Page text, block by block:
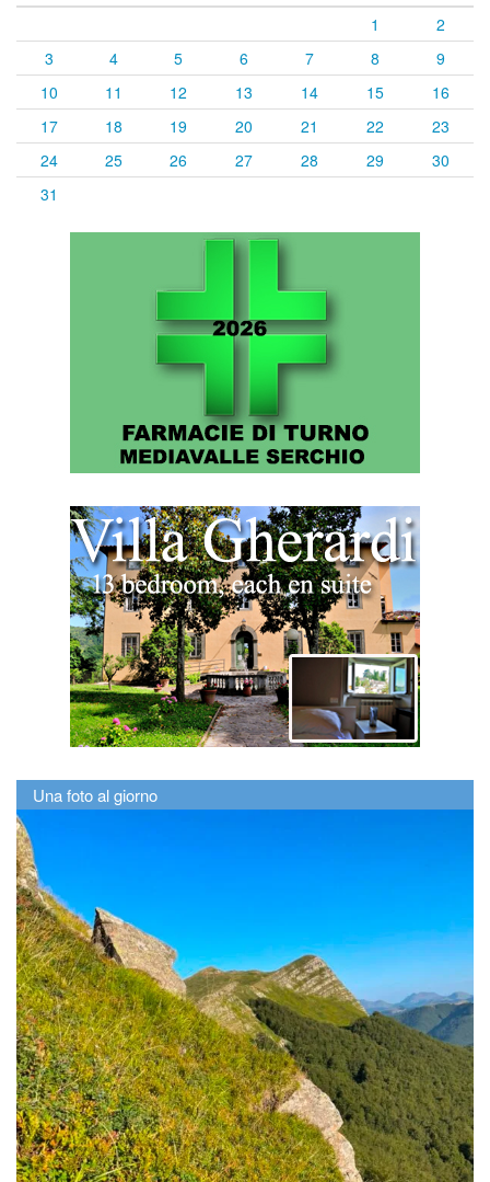
1
2
3
4 5 6 7 8
9
10
11 12 13 14 15
16
17
18 19 20 21 22
23
24
25 26 27 28 29
30
31
Una foto al giorno